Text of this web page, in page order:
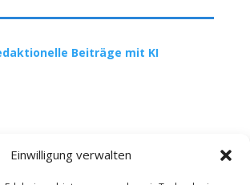
Einwilligung verwalten
Beiträge mit KI